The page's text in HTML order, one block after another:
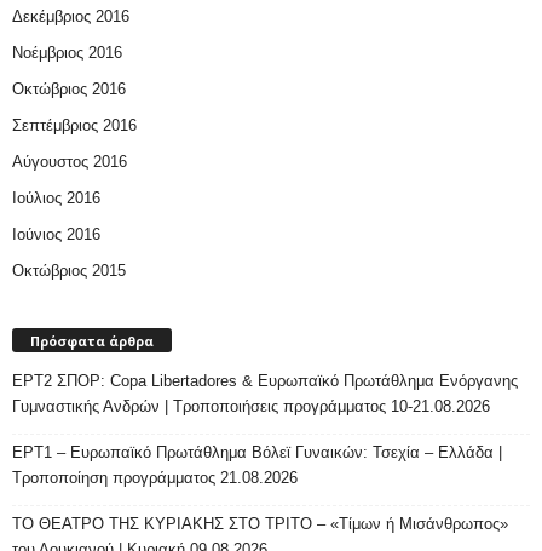
Δεκέμβριος 2016
Νοέμβριος 2016
Οκτώβριος 2016
Σεπτέμβριος 2016
Αύγουστος 2016
Ιούλιος 2016
Ιούνιος 2016
Οκτώβριος 2015
Πρόσφατα άρθρα
ΕΡΤ2 ΣΠΟΡ: Copa Libertadores & Ευρωπαϊκό Πρωτάθλημα Ενόργανης
Γυμναστικής Ανδρών | Τροποποιήσεις προγράμματος 10-21.08.2026
ΕΡΤ1 – Ευρωπαϊκό Πρωτάθλημα Βόλεϊ Γυναικών: Τσεχία – Ελλάδα |
Τροποποίηση προγράμματος 21.08.2026
ΤΟ ΘΕΑΤΡΟ ΤΗΣ ΚΥΡΙΑΚΗΣ ΣΤΟ ΤΡΙΤΟ – «Τίμων ή Μισάνθρωπος»